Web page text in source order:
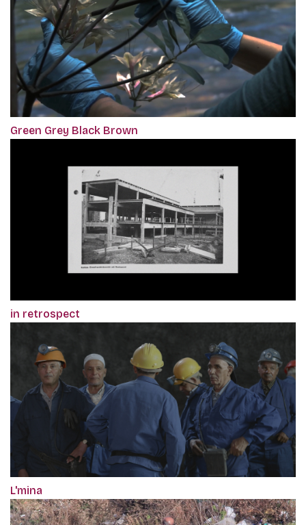
Green Grey Black Brown
in retrospect
L'mina